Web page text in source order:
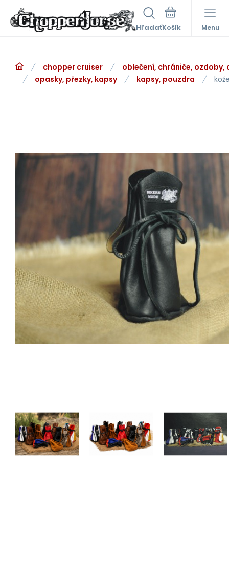
Hľadať Menu
chopper cruiser
oblečení, chrániče, ozdoby,
opasky, přezky, kapsy
kapsy, pouzdra